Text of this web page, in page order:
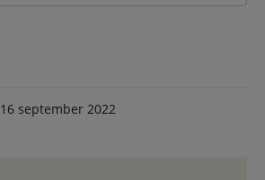
16 september 2022